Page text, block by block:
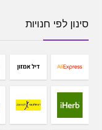
סינון לפי חנויות